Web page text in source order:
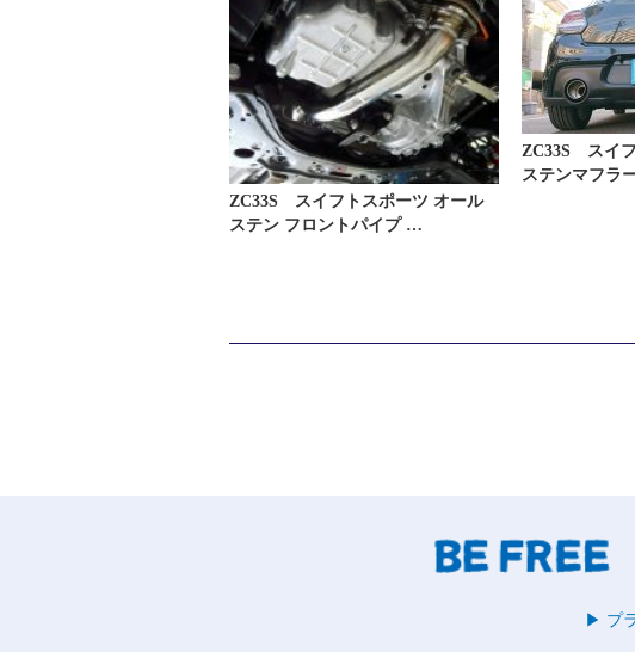
ZC33S スイフトスポーツ オール
ステン フロントパイプ …
ZC33S スイ
ステンマフラ
▶︎ プ